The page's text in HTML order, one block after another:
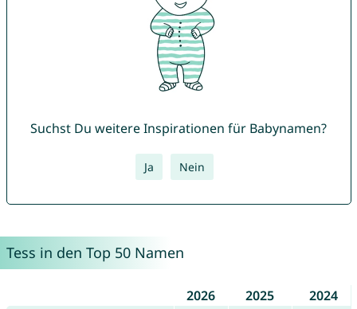
Suchst Du weitere Inspirationen für Babynamen?
Ja Nein
Tess in den Top 50 Namen
2026 2025
2024